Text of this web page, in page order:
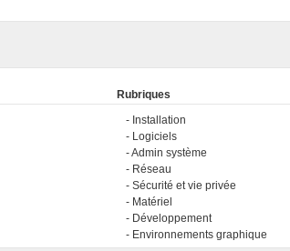
Rubriques
Installation
Logiciels
Admin système
Réseau
Sécurité et vie privée
Matériel
Développement
Environnements graphique